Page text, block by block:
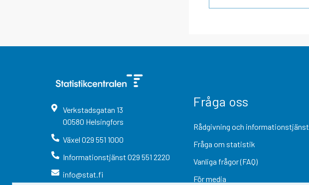
Verkstadsgatan 13
00580 Helsingfors
Växel 029 551 1000
Informationstjänst 029 551 2220
info@stat.fi
Fråga oss
Rådgivning och informationstjänst
Fråga om statistik
Vanliga frågor (FAQ)
För media